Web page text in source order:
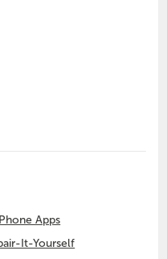
Apps
It-Yourself